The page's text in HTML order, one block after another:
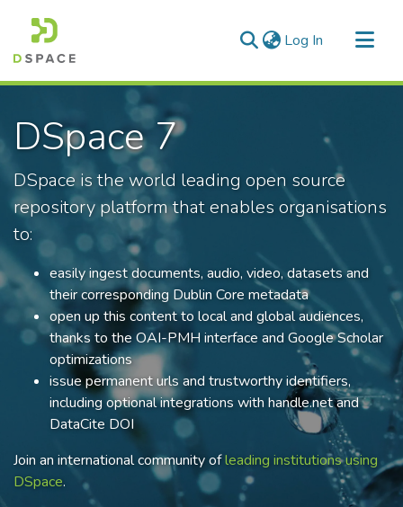
Log In (current)
Communities & Collections
All of DSpace
Statistics
DSpace 7
DSpace is the world leading open source
repository platform that enables organisations
to:
easily ingest documents, audio, video, datasets and
their corresponding Dublin Core metadata
open up this content to local and global audiences,
thanks to the OAI-PMH interface and Google Scholar
optimizations
issue permanent urls and trustworthy identifiers,
including optional integrations with handle.net and
DataCite DOI
Join an international community ofleading institutions using
DSpace.